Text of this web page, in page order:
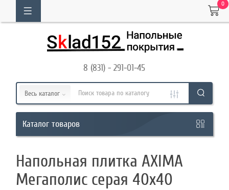
Обратный
звонок
(831)
0
8 (831) - 291-01-45
Весь каталог
Каталог товаров
Напольная плитка AXIMA
Мегаполис серая 40х40